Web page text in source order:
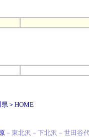
県＞ HOME
－東北沢－下北沢－世田谷